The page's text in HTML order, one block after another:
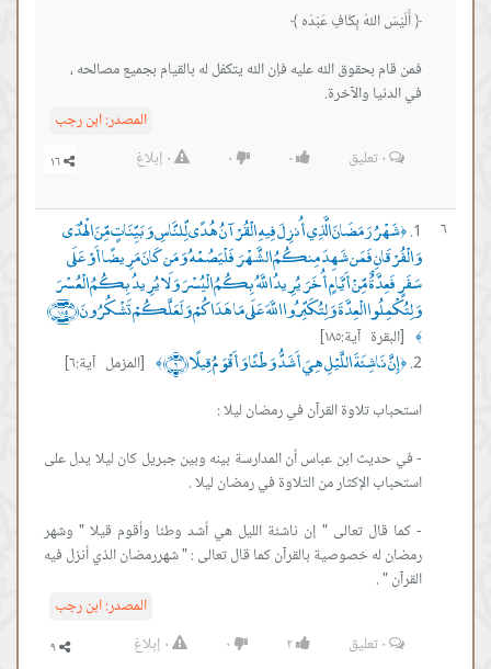
في الدنيا والآخرة.
المصدر:ابن رجب
٠تعليق ٠ ٠ ٠ إبلاغ
٦ ﴿شَهْرُ رَمَضَانَ الَّذِي أُنزِلَ فِيهِ الْقُرْآنُ هُدًى لِّلنَّاسِ وَبَيِّنَاتٍ مِّنَ الْهُدَى
وَالْفُرْقَانِ فَمَن شَهِدَ مِنكُمُ الشَّهْرَ فَلْيَصُمْهُ وَمَن كَانَ مَرِيضًا أَوْ عَلَى
سَفَرٍ فَعِدَّةٌ مِّنْ أَيَّامٍ أُخَرَ يُرِيدُ اللَّهُ بِكُمُ الْيُسْرَ وَلَا يُرِيدُ بِكُمُ الْعُسْرَ
وَلِتُكْمِلُوا الْعِدَّةَ وَلِتُكَبِّرُوا اللَّهَ عَلَى مَا هَدَاكُمْ وَلَعَلَّكُمْ تَشْكُرُونَ ﴿١٨٥﴾
﴾ [البقرة آية:١٨٥]
﴿إِنَّ نَاشِئَةَ اللَّيْلِ هِيَ أَشَدُّ وَطْئًا وَأَقْوَمُ قِيلًا ﴿٦﴾ ﴾
[المزمل آية:٦]
- في حديث ابن عباس أن المدارسة بينه وبين جبريل كان ليلا يدل على
- كما قال تعالى " إن ناشئة الليل هي أشد وطئا وأقوم قيلا " وشهر
رمضان له خصوصية بالقرآن كما قال تعالى : " شهررمضان الذي أنزل فيه
القرآن " .
المصدر:ابن رجب
٠تعليق ٢ ٠ ٠ إبلاغ